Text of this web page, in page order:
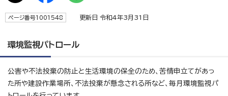
ページ番号1001548 更新日 令和4年3月31日
環境監視パトロール
公害や不法投棄の防止と生活環境の保全のため、苦情申立てがあっ
た所や建設作業場所、不法投棄が懸念される所など、毎月環境監視パ